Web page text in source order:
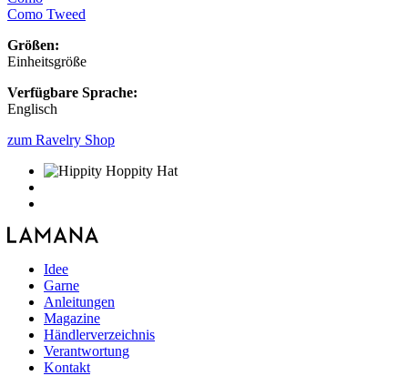
Como Tweed
Größen:
Einheitsgröße
Verfügbare Sprache:
Englisch
zum Ravelry Shop
Idee
Garne
Anleitungen
Magazine
Händlerverzeichnis
Verantwortung
Kontakt